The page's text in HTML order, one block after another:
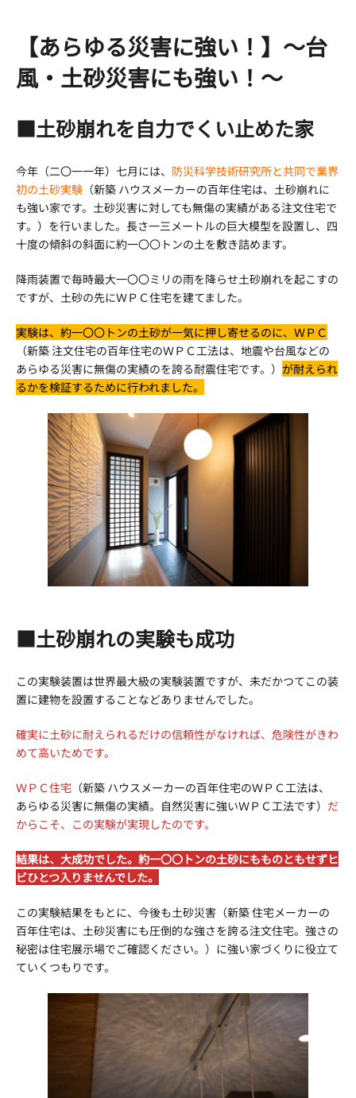
【あらゆる災害に強い！】～台
風・土砂災害にも強い！～
■土砂崩れを自力でくい止めた家
今年（二〇一一年）七月には、 防災科学技術研究所と共同で業界
初の土砂実験 （新築 ハウスメーカーの百年住宅は、土砂崩れに
も強い家です。土砂災害に対しても無傷の実績がある注文住宅で
す。）を行いました。長さ一三メートルの巨大模型を設置し、四
十度の傾斜の斜面に約一〇〇トンの土を敷き詰めます。
降雨装置で毎時最大一〇〇ミリの雨を降らせ土砂崩れを起こすの
ですが、土砂の先にＷＰＣ住宅を建てました。
実験は、約一〇〇トンの土砂が一気に押し寄せるのに、ＷＰＣ
（新築 注文住宅の百年住宅のＷＰＣ工法は、地震や台風などの
あらゆる災害に無傷の実績のを誇る耐震住宅です。） が耐えられ
るかを検証するために行われました。
■土砂崩れの実験も成功
この実験装置は世界最大級の実験装置ですが、未だかつてこの装
置に建物を設置することなどありませんでした。
確実に土砂に耐えられるだけの信頼性がなければ、危険性がきわ
めて高いためです。
ＷＰＣ住宅 （新築 ハウスメーカーの百年住宅のＷＰＣ工法は、
あらゆる災害に無傷の実績。自然災害に強いＷＰＣ工法です） だ
からこそ、この実験が実現したのです。
結果は、大成功でした。約一〇〇トンの土砂にもものともせずヒ
ビひとつ入りませんでした。
この実験結果をもとに、今後も土砂災害（新築 住宅メーカーの
百年住宅は、土砂災害にも圧倒的な強さを誇る注文住宅。強さの
秘密は住宅展示場でご確認ください。）に強い家づくりに役立て
ていくつもりです。